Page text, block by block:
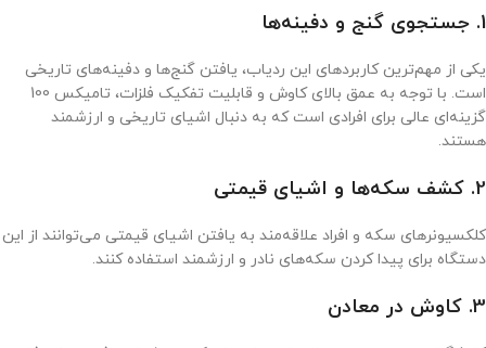
1. جستجوی گنج و دفینه‌ها
یکی از مهم‌ترین کاربردهای این ردیاب، یافتن گنج‌ها و دفینه‌های تاریخی
است. با توجه به عمق بالای کاوش و قابلیت تفکیک فلزات، تامیکس 100
گزینه‌ای عالی برای افرادی است که به دنبال اشیای تاریخی و ارزشمند
هستند.
2. کشف سکه‌ها و اشیای قیمتی
کلکسیونرهای سکه و افراد علاقه‌مند به یافتن اشیای قیمتی می‌توانند از این
دستگاه برای پیدا کردن سکه‌های نادر و ارزشمند استفاده کنند.
3. کاوش در معادن